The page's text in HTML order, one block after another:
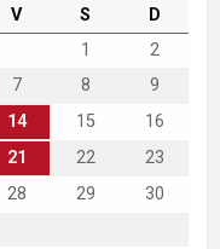
V S
D
1
2
7 8
9
14 15
16
21 22
23
28 29
30